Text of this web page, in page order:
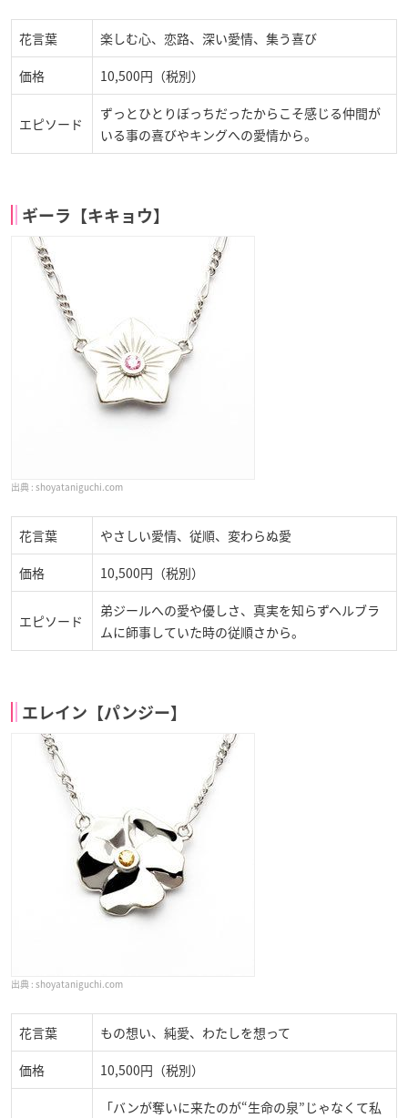
花言葉 楽しむ心、恋路、深い愛情、集う喜び
価格 10,500円（税別）
エピソード
ずっとひとりぼっちだったからこそ感じる仲間が
いる事の喜びやキングへの愛情から。
ギーラ【キキョウ】
shoyataniguchi.com
花言葉 やさしい愛情、従順、変わらぬ愛
価格 10,500円（税別）
エピソード
弟ジールへの愛や優しさ、真実を知らずヘルブラ
ムに師事していた時の従順さから。
エレイン【パンジー】
shoyataniguchi.com
花言葉 もの想い、純愛、わたしを想って
価格 10,500円（税別）
「バンが奪いに来たのが“生命の泉”じゃなくて私